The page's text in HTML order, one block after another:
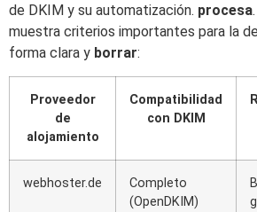
de DKIM y su automatización. procesa
muestra criterios importantes para la
forma clara y borrar:
Proveedor
de
alojamiento
Compatibilidad
con DKIM
webhoster.de
Completo
(OpenDKIM)